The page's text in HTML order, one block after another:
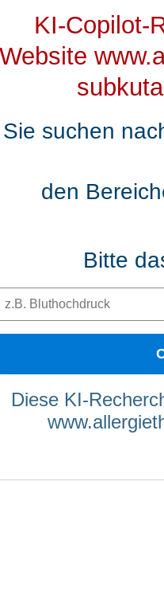
KI-Copilot-
Website
Sie suchen
den
Bitte
Diese KI-